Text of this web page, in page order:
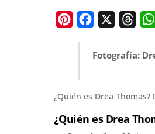
r
e
c
o
o
r
d
s
Fotografía:
¿Quién es Drea
¿Quién es Drea